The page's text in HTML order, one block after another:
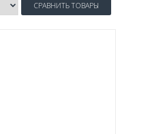
СРАВНИТЬ ТОВАРЫ